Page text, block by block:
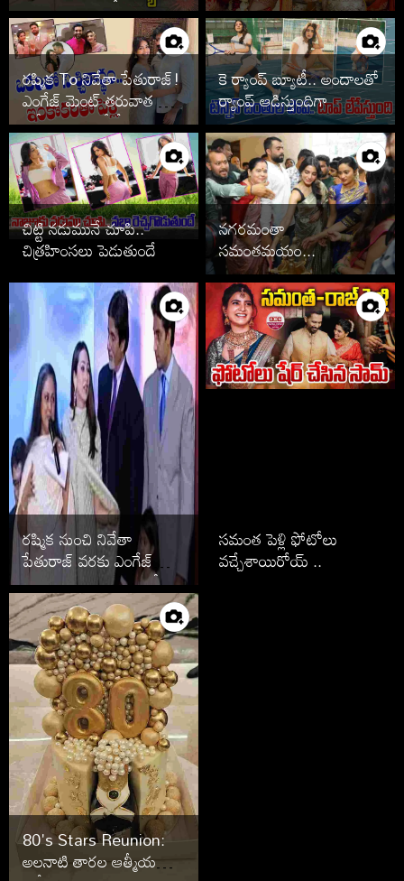
కావ్య రెడ్డి.. ఫొటోలు వైరల్ Photos
రష్మిక To నివేతా పేతురాజ్!
ఎంగేజ్ మెంట్ తరువాత పెళ్లి
ఆపేసిన స్టార్స్ వీరే
కె ర్యాంప్ బ్యూటీ.. అందాలతో
ర్యాంప్ ఆడిస్తుందిగా
చిట్టి నడుమునే చూపి..
చిత్రహింసలు పెడుతుందే
నగరమంతా
సమంతమయం...
రష్మిక నుంచి నివేతా
పేతురాజ్ వరకు ఎంగేజ్
మెంట్ తరువాత పెళ్లి ఆపేసిన
స్టార్స్ వీరే
సమంత పెళ్లి ఫోటోలు
వచ్చేశాయిరోయ్ ..
80's Stars Reunion:
అలనాటి తారల ఆత్మీయ